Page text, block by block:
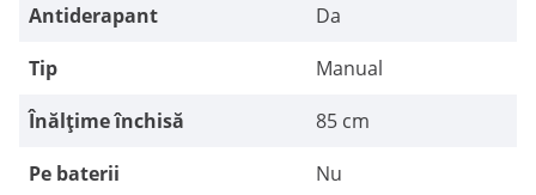
Antiderapant
Da
Tip
Manual
Înălțime închisă
85 cm
Pe baterii
Nu